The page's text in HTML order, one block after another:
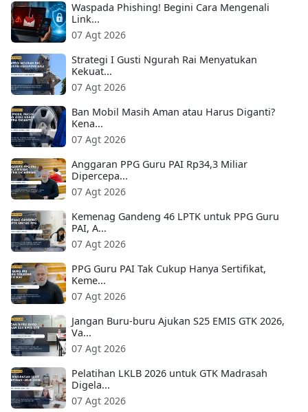
Waspada Phishing! Begini Cara Mengenali
Link...
07 Agt 2026
Strategi I Gusti Ngurah Rai Menyatukan
Kekuat...
07 Agt 2026
Ban Mobil Masih Aman atau Harus Diganti?
Kena...
07 Agt 2026
Anggaran PPG Guru PAI Rp34,3 Miliar
Dipercepa...
07 Agt 2026
Kemenag Gandeng 46 LPTK untuk PPG Guru
PAI, A...
07 Agt 2026
PPG Guru PAI Tak Cukup Hanya Sertifikat,
Keme...
07 Agt 2026
Jangan Buru-buru Ajukan S25 EMIS GTK 2026,
Va...
07 Agt 2026
Pelatihan LKLB 2026 untuk GTK Madrasah
Digela...
07 Agt 2026